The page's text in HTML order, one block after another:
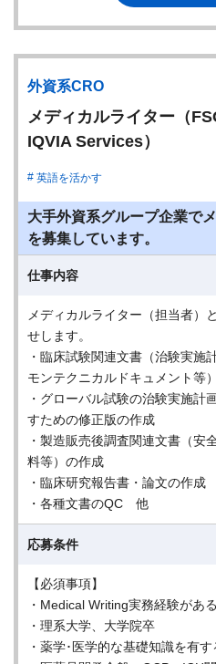
外資系CRO
メディカルライター（
IQVIA Services）
英語を活かす
大手外資系グループ企業で
を募集しています。
仕事内容
メディカルライター（担当者）
せします。
・臨床試験関連文書（治験実施
モンテクニカルドキュメント等
・グローバル試験の治験実施計
すための修正版の作成
・製造販売後調査関連文書（安
料等）の作成
・臨床研究報告書・論文の作成
・各種文書のQC 他
応募条件
【必須事項】
・Medical Writing実務経験があ
・理系大学、大学院卒
・薬学･医学的な基礎知識を有す